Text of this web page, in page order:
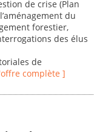
de crise (Plan
du
forestier,
des élus
de
complète ]